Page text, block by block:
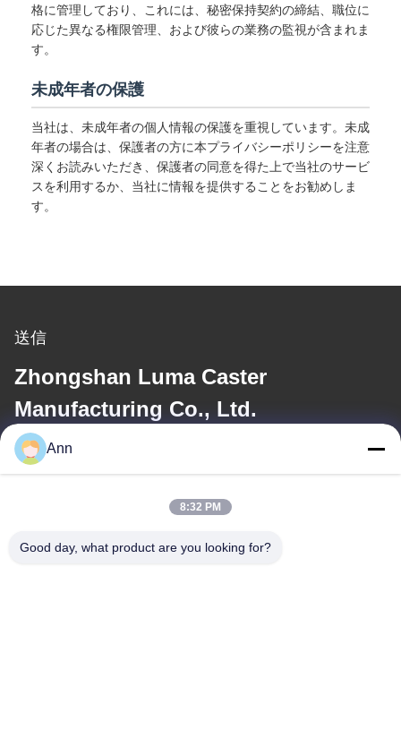
格に管理しており、これには、秘密保持契約の締結、職位に
応じた異なる権限管理、および彼らの業務の監視が含まれま
す。
未成年者の保護
当社は、未成年者の個人情報の保護を重視しています。未成
年者の場合は、保護者の方に本プライバシーポリシーを注意
深くお読みいただき、保護者の同意を得た上で当社のサービ
スを利用するか、当社に情報を提供することをお勧めしま
す。
送信
Zhongshan Luma Caster
Manufacturing Co., Ltd.
電子メール
Ann
8:32 PM
Good day, what product are you looking for?